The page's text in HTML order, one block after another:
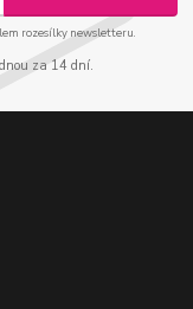
rozesílky newsletteru.
za 14 dní.